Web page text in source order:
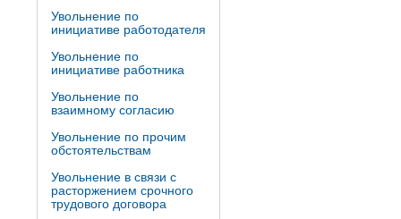
Увольнение по
инициативе работодателя
Увольнение по
инициативе работника
Увольнение по
взаимному согласию
Увольнение по прочим
обстоятельствам
Увольнение в связи с
расторжением срочного
трудового договора